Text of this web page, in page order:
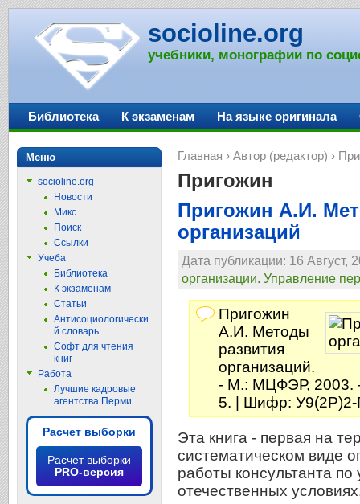
socioline.org
учебники, монографии по
Главная › Автор (редактор) ›
Пригожин
Пригожин А.И.
организаций
Дата публикации: 16 Август,
организации. Управление
Пригожин
А.И. Методы
развития
организаций.
- М.: МЦФЭР, 2003.
5. | Шифр:
Эта книга - первая на
систематическом виде
работы консультанта
отечественных
Библиотека К экзаменам На языке оригинала
Меню
socioline.org
Новости
Микс
Поиск
Ссылки
Учеба
Библиотека
К экзаменам
Статьи
Антисоциологически
й словарь
Софт для чтения
книг
Работа
Лучшие кадровые
агентства Перми
Расчет выборки
Расчет выборки
PRO-версия